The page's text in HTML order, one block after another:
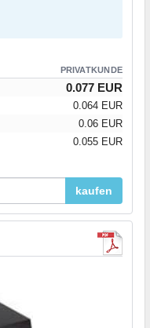
PRIVATKUNDE
0.077 EUR
0.064 EUR
0.06 EUR
0.055 EUR
kaufen